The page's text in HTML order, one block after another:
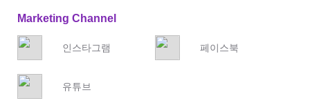
Marketing Channel
인스타그램 페이스북
유튜브